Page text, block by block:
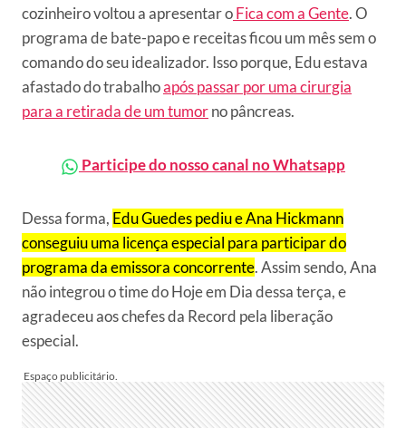
cozinheiro voltou a apresentar oFica com a Gente. O
programa de bate-papo e receitas ficou um mês sem o
comando do seu idealizador. Isso porque, Edu estava
afastado do trabalhoapós passar por uma cirurgia
para a retirada de um tumorno pâncreas.
Participe do nosso canal no Whatsapp
Dessa forma, Edu Guedes pediu e Ana Hickmann
conseguiu uma licença especial para participar do
programa da emissora concorrente. Assim sendo, Ana
não integrou o time do Hoje em Dia dessa terça, e
agradeceu aos chefes da Record pela liberação
especial.